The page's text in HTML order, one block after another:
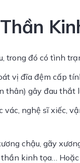
trong đó có tình
vị đĩa đệm cấp
thân) gây đau thắt
vác, nghệ sĩ xiếc,
chậu, gãy
kinh tọa…